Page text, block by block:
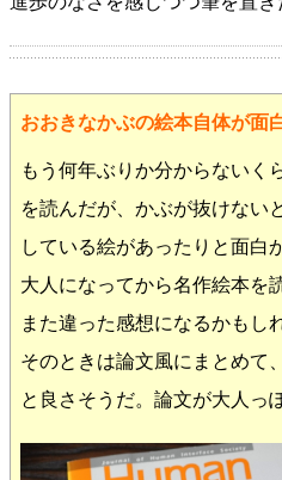
おおきなかぶの絵本自体が面
もう何年ぶりか分からないく
を読んだが、かぶが抜けない
している絵があったりと面白
大人になってから名作絵本を
また違った感想になるかもし
そのときは論文風にまとめて
と良さそうだ。論文が大人っ